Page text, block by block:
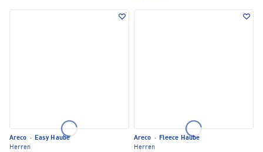
Areco · Easy Haube
Herren
Areco · Fleece Haube
Herren